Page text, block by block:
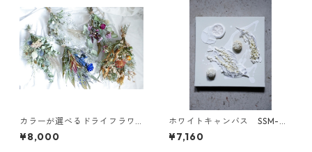
カラーが選べるドライフラワ
ースワッグL
¥8,000
ホワイトキャンバス SSM-02
3
¥7,160